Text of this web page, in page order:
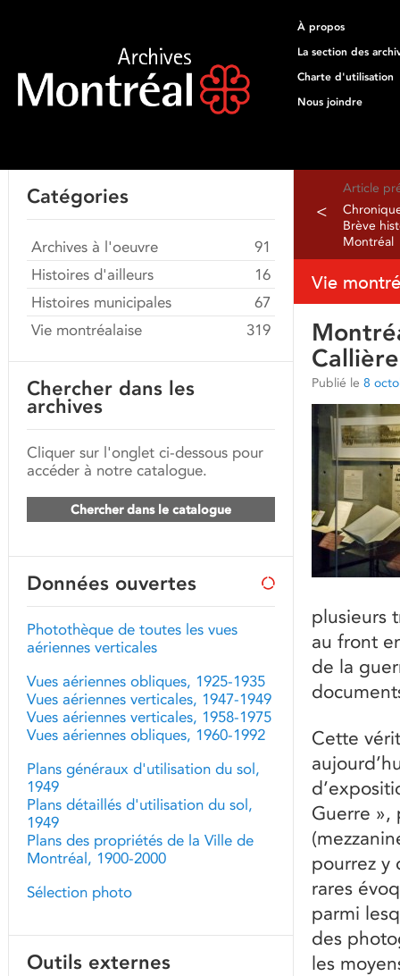
À propos
La section des
Charte d'utilisation
Nous joindre
Article
<
Brève
Montréal
Vie
Publié le 8
plusieurs
au front
de la
Cette
Guerre »,
pourrez y
rares
parmi
des
les
Catégories
Archives à l'oeuvre
91
Histoires d'ailleurs
16
Histoires municipales
67
Vie montréalaise
319
Chercher dans les
archives
Cliquer sur l'onglet ci-dessous pour
accéder à notre catalogue.
Chercher dans le catalogue
Données ouvertes
Photothèque de toutes les vues
aériennes verticales
Vues aériennes obliques, 1925-1935
Vues aériennes verticales, 1947-1949
Vues aériennes verticales, 1958-1975
Vues aériennes obliques, 1960-1992
Plans généraux d'utilisation du sol,
1949
Plans détaillés d'utilisation du sol,
1949
Plans des propriétés de la Ville de
Montréal, 1900-2000
Sélection photo
Outils externes